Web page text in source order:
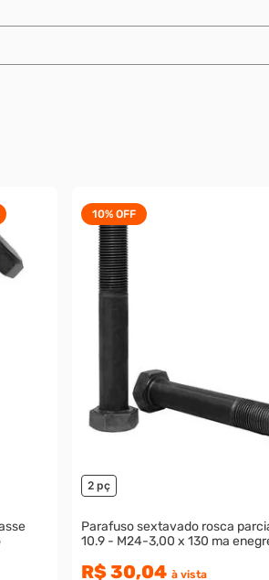
10%OFF
2 pç
Parafuso sextavado rosca
10.9 - M24-3,00 x 130 ma
R$ 30,04 à vista